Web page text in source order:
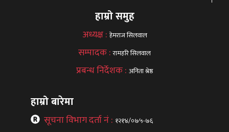
हाम्रो समुह
अध्यक्ष : हेमराज सिलवाल
सम्पादक :रामहरि सिलवाल
प्रबन्ध निर्देशक : अनिता श्रेष्ठ
हाम्रो बारेमा
सूचना विभाग दर्ता नं : १२१४/०७५-७६